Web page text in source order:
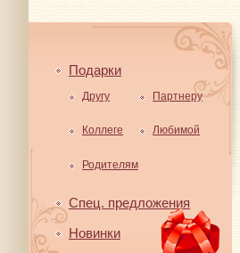
Подарки
Другу Партнеру
Коллеге Любимой
Родителям
Спец. предложения
Новинки